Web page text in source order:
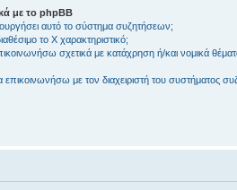
με το phpBB
αυτό το σύστημα συζητήσεων;
το Χ χαρακτηριστικό;
σχετικά με κατάχρηση ή/και νομικά
με τον διαχειριστή του συστήματος